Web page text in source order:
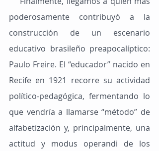
poderosamente contribuyó a la
construcción de un escenario
educativo brasileño preapocalíptico:
Paulo Freire. El “educador” nacido en
Recife en 1921 recorre su actividad
político-pedagógica, fermentando lo
que vendría a llamarse “método” de
alfabetización y, principalmente, una
actitud y modus operandi de los